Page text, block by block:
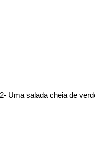
2- Uma salada cheia de